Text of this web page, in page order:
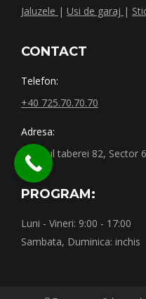
Jaluzele | Usi de garaj |
CONTACT
Telefon:
+40 725.70.70.70
Adresa:
Drumul taberei 82, Sector
PROGRAM:
Luni - Vineri: 9:00 - 17:00
Sambata, Duminica: inchis